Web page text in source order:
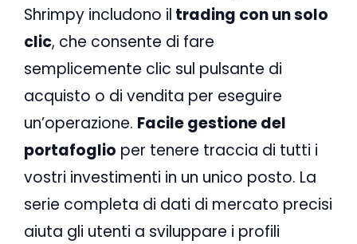
Shrimpy includono il trading con un solo
clic, che consente di fare
semplicemente clic sul pulsante di
acquisto o di vendita per eseguire
un’operazione. Facile gestione del
portafoglio per tenere traccia di tutti i
vostri investimenti in un unico posto. La
serie completa di dati di mercato precisi
aiuta gli utenti a sviluppare i profili